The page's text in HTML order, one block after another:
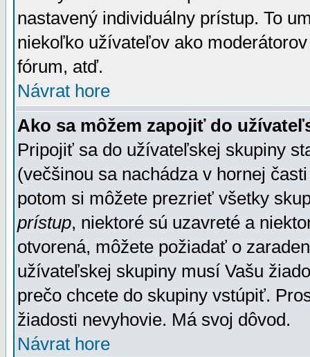
nastavený individuálny prístup. To
niekoľko užívateľov ako
fórum, atď.
Návrat hore
Ako sa môžem zapojiť do
Pripojiť sa do užívateľskej skupiny
(večšinou sa nachádza v hornej
potom si môžete prezrieť všetky
prístup, niektoré sú uzavreté a
otvorená, môžete požiadať o
užívateľskej skupiny musí Vašu
prečo chcete do skupiny vstúpiť.
žiadosti nevyhovie. Má svoj dôvod.
Návrat hore